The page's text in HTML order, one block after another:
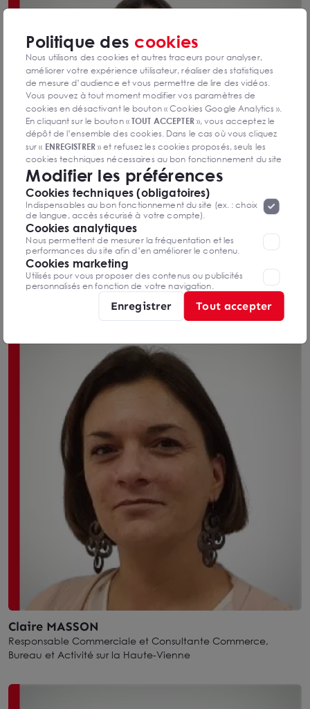
Coralie LEGRAND
Assistante Commerciale et de Direction
Claire MASSON
Responsable Commerciale et Consultante Commerce,
Bureau et Activité sur la Haute-Vienne
Politique des cookies
Nous utilisons des cookies et autres traceurs pour analyser,
améliorer votre expérience utilisateur, réaliser des statistiques
de mesure d’audience et vous permettre de lire des vidéos.
Vous pouvez à tout moment modifier vos paramètres de
cookies en désactivant le bouton « Cookies Google Analytics ».
En cliquant sur le bouton «TOUT ACCEPTER», vous acceptez le
dépôt de l’ensemble des cookies. Dans le cas où vous cliquez
sur « ENREGISTRER» et refusez les cookies proposés, seuls les
cookies techniques nécessaires au bon fonctionnement du site
seront déposés. Pour plus d’informations, vous pouvez consulter
la page«Protection des données à caractère
personnel ».Lorsque vous naviguez sur notre site internet, il
peut être amenée à déposer des cookies. Vous avez la
possibilité de désactiver les cookies, ces réglages ne seront
valables que sur le navigateur que vous utilisez actuellement
Modifier les préférences
Cookies techniques (obligatoires)
Indispensables au bon fonctionnement du site (ex. : choix
de langue, accès sécurisé à votre compte).
Cookies analytiques
Nous permettent de mesurer la fréquentation et les
performances du site afin d’en améliorer le contenu.
Cookies marketing
Utilisés pour vous proposer des contenus ou publicités
personnalisés en fonction de votre navigation.
Enregistrer Tout accepter